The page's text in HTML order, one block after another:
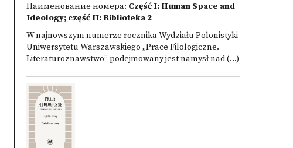
Наименование номера: Część I: Human Space and
Ideology; część II: Biblioteka 2
W najnowszym numerze rocznika Wydziału Polonistyki
Uniwersytetu Warszawskiego „Prace Filologiczne.
Literaturoznawstwo” podejmowany jest namysł nad (...)